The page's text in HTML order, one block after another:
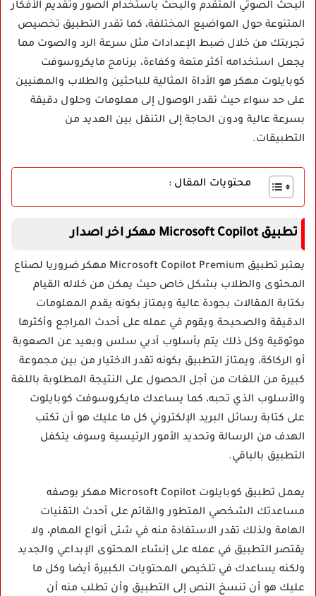
البحث الصوتي المتقدم والبحث باستخدام الصور وتقديم الأفكار
المتنوعة حول المواضيع المختلفة، كما تقدر التطبيق تخصيص
تجربتك من خلال ضبط الإعدادات مثل سرعة الرد والصوت مما
يجعل استخدامه أكثر متعة وكفاءة، برنامج مايكروسوفت
كوبايلوت مهكر هو الأداة المثالية للباحثين والطلاب والمهنيين
على حد سواء حيث تقدر الوصول إلى معلومات وحلول دقيقة
بسرعة عالية ودون الحاجة إلى التنقل بين العديد من
التطبيقات.
محتويات المقال :
تطبيق Microsoft Copilot مهكر اخر اصدار
يعتبر تطبيق Microsoft Copilot Premium مهكر ضروريا لصناع
المحتوى والطلاب بشكل خاص حيث يمكن من خلاله القيام
بكتابة المقالات بجودة عالية ويمتاز بكونه يقدم المعلومات
الدقيقة والصحيحة ويقوم في عمله على أحدث المراجع وأكثرها
موثوقية وكل ذلك يتم بأسلوب أدبي سلس وبعيد عن الصعوبة
أو الركاكة، ويمتاز التطبيق بكونه تقدر الاختيار من بين مجموعة
كبيرة من اللغات من أجل الحصول على النتيجة المطلوبة باللغة
والأسلوب الذي تحبه، كما يساعدك مايكروسوفت كوبايلوت
على كتابة رسائل البريد الإلكتروني كل ما عليك هو أن تكتب
الهدف من الرسالة وتحديد الأمور الرئيسية وسوف يتكفل
التطبيق بالباقي.
يعمل تطبيق كوبايلوت Microsoft Copilot مهكر بوصفه
مساعدتك الشخصي المتطور والقائم على أحدث التقنيات
الهامة ولذلك تقدر الاستفادة منه في شتى أنواع المهام، ولا
يقتصر التطبيق في عمله على إنشاء المحتوى الإبداعي والجديد
ولكنه يساعدك في تلخيص المحتويات الكبيرة أيضا وكل ما
عليك هو أن تنسخ النص إلى التطبيق وأن تطلب منه أن